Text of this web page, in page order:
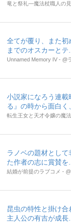
竜と祭礼―魔法杖職人の
全てが覆り、また
までのオスカーとテ...
Unnamed Memory IV - @
小説家になろう連
る』の時から面白く
転生王女と天才令嬢の魔
ラノベの題材とし
た作者の志に賞賛を...
結婚が前提のラブコメ -
昆虫の特性と掛け
主人公の有吉が成長...